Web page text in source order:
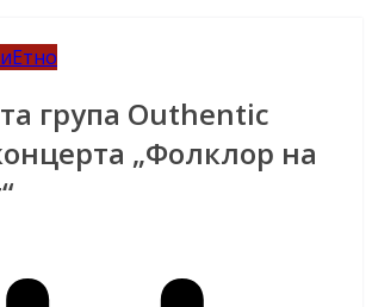
Етно
група Outhentic
„Фолклор на